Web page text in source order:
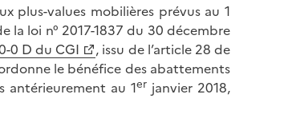
plus-values mobilières prévus au 1
la loi n° 2017-1837 du 30 décembre
0 D du CGI
, issu de l’article 28 de
le bénéfice des abattements
au 1erjanvier 2018,